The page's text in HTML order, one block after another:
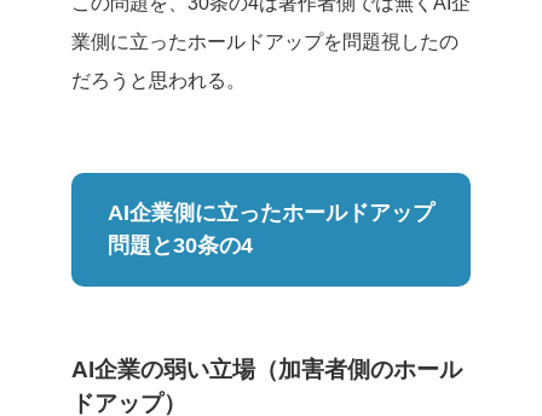
業側に立ったホールドアップを問題視したの
だろうと思われる。
AI企業側に立ったホールドアップ
問題と30条の4
AI企業の弱い立場（加害者側のホール
ドアップ）